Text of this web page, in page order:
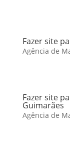
Fazer site
Agência de
Fazer site
Guimarães
Agência de